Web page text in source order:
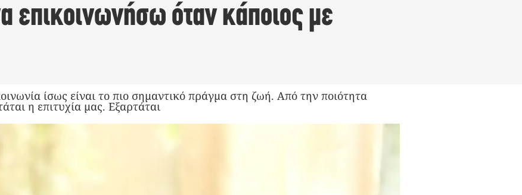
επικοινωνήσω όταν κάποιος με
ίσως είναι το πιο σημαντικό πράγμα στη ζωή. Από την ποιότητα
η επιτυχία μας. Εξαρτάται